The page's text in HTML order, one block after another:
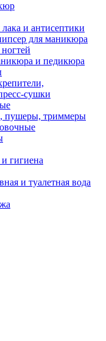
и антисептики
для маникюра
и педикюра
сушки
пушеры, триммеры
гигиена
и туалетная вода